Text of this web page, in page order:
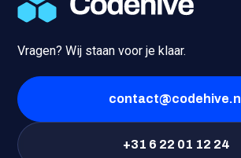
Vragen? Wij staan voor je klaar.
contact@codehive.nl
+31 6 22 01 12 24